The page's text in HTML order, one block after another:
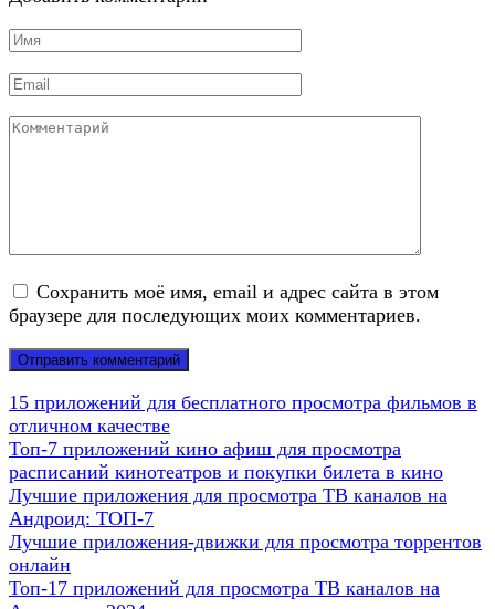
Имя
Email
Комментарий
Сохранить моё имя, email и адрес сайта в этом
браузере для последующих моих комментариев.
15 приложений для бесплатного просмотра фильмов в
отличном качестве
Топ-7 приложений кино афиш для просмотра
расписаний кинотеатров и покупки билета в кино
Лучшие приложения для просмотра ТВ каналов на
Андроид: ТОП-7
Лучшие приложения-движки для просмотра торрентов
онлайн
Топ-17 приложений для просмотра ТВ каналов на